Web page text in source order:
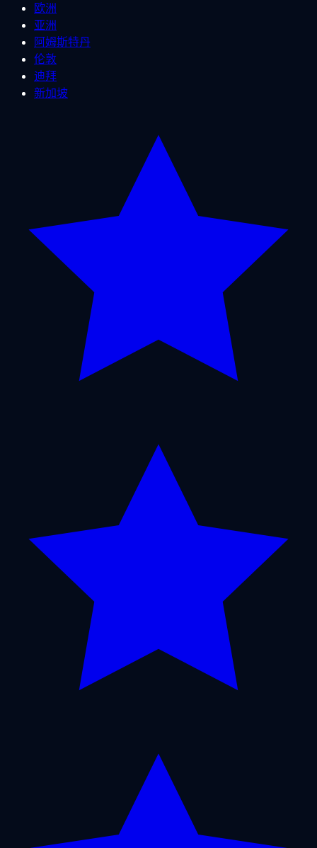
欧洲
亚洲
阿姆斯特丹
伦敦
迪拜
新加坡